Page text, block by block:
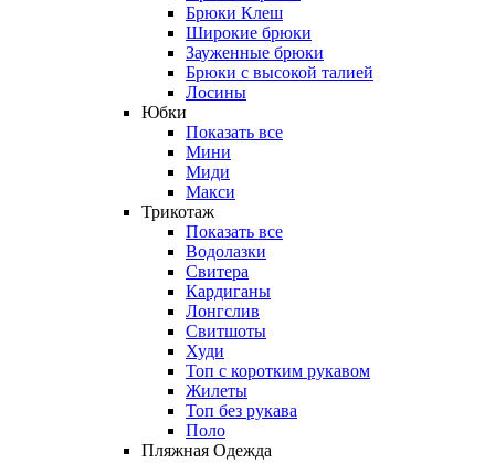
Брюки Клеш
Широкие брюки
Зауженные брюки
Брюки с высокой талией
Лосины
Юбки
Показать все
Мини
Миди
Макси
Трикотаж
Показать все
Водолазки
Свитера
Кардиганы
Лонгслив
Свитшоты
Худи
Топ с коротким рукавом
Жилеты
Топ без рукава
Поло
Пляжная Одежда